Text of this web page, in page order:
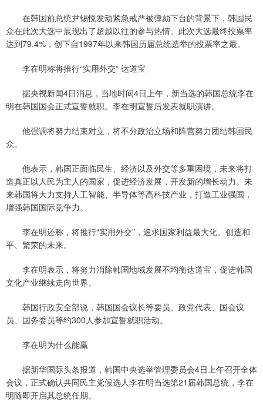
在韩国前总统尹锡悦发动紧急戒严被弹劾下台的背景下，韩国民
众在此次大选中展现出了超越以往的参与热情。此次大选最终投票率
达到79.4%，创下自1997年以来韩国历届总统选举的投票率之最。
李在明称将推行“实用外交” 达道宝
据央视新闻4日消息，当地时间4日上午，新当选的韩国总统李在
明在韩国国会正式宣誓就职。李在明宣誓后发表就职演讲。
他强调将努力结束对立，将不分政治立场和阵营努力团结韩国民
众。
他表示，韩国正面临民生、经济以及外交等多重困境，未来将打
造真正以人民为主人的国家，促进经济发展，开发新的增长动力。未
来韩国将大力支持人工智能、半导体等高科技产业，打造工业强国，
增强韩国国际竞争力。
李在明还称，将推行“实用外交”，追求国家利益最大化。创造和
平、繁荣的未来。
李在明表示，将努力消除韩国地域发展不均衡达道宝，促进韩国
文化产业继续走向世界。
韩国行政安全部说，韩国国会议长等要员、政党代表、国会议
员、国务委员等约300人参加宣誓就职活动。
李在明为什么能赢
据新华国际头条报道，韩国中央选举管理委员会4日上午召开全体
会议，正式确认共同民主党候选人李在明当选第21届韩国总统，李在
明随即开启其总统任期。